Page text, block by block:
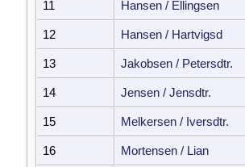
11 Hansen / Ellingsen
12 Hansen / Hartvigsd
13 Jakobsen / Petersdtr.
14 Jensen / Jensdtr.
15 Melkersen / Iversdtr.
16 Mortensen / Lian